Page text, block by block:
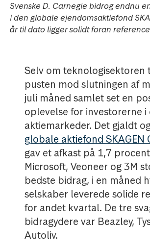
Svenske D. Carnegie bidrog endnu
i den globale ejendomsaktiefond
år til dato ligger solidt foran
Selv om teknologisektoren
pusten mod slutningen af
juli måned samlet set en
oplevelse for investorerne
aktiemarkeder. Det gjaldt
globale aktiefond SKAGEN
gav et afkast på 1,7
Microsoft, Veoneer og 3M
bedste bidrag, i en måned
selskaber leverede solide
for andet kvartal. De tre
bidragydere var Beazley,
Autoliv.